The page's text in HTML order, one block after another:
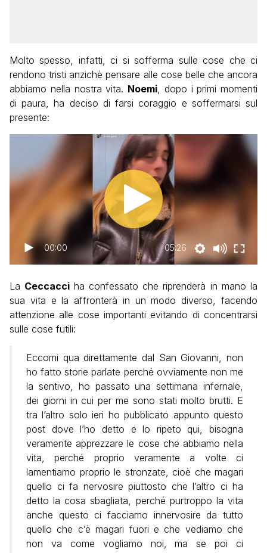
Molto spesso, infatti, ci si sofferma sulle cose che ci
rendono tristi anzichè pensare alle cose belle che ancora
abbiamo nella nostra vita. Noemi , dopo i primi momenti
di paura, ha deciso di farsi coraggio e soffermarsi sul
presente:
00:00 05:26
La Ceccacci ha confessato che riprenderà in mano la
sua vita e la affronterà in un modo diverso, facendo
attenzione alle cose importanti evitando di concentrarsi
sulle cose futili:
Eccomi qua direttamente dal San Giovanni, non
ho fatto storie parlate perché ovviamente non me
la sentivo, ho passato una settimana infernale,
dei giorni in cui per me sono stati molto brutti. E
tra l’altro solo ieri ho pubblicato appunto questo
post dove l’ho detto e lo ripeto qui, bisogna
veramente apprezzare le cose che abbiamo nella
vita, perché proprio veramente a volte ci
lamentiamo proprio le stronzate, cioè che magari
quello ci fa nervosire piuttosto che l’altro ci ha
detto la cosa sbagliata, perché purtroppo la vita
anche questo ci facciamo innervosire da tutto
quello che c’è magari fuori e che vediamo che
non va come vogliamo noi, ma se poi ci